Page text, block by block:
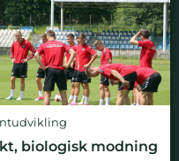
biologisk modning